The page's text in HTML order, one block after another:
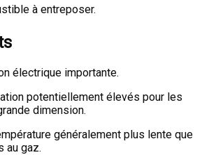
à entreposer.
électrique importante.
potentiellement élevés pour les
dimension.
généralement plus lente que
au gaz.